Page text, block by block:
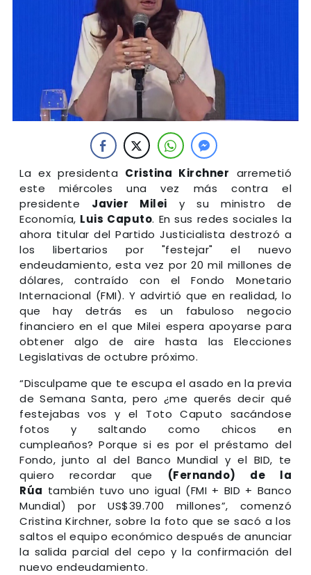
La ex presidenta Cristina Kirchner arremetió
este miércoles una vez más contra el
presidente Javier Milei y su ministro de
Economía, Luis Caputo. En sus redes sociales la
ahora titular del Partido Justicialista destrozó a
los libertarios por "festejar" el nuevo
endeudamiento, esta vez por 20 mil millones de
dólares, contraído con el Fondo Monetario
Internacional (FMI). Y advirtió que en realidad, lo
que hay detrás es un fabuloso negocio
financiero en el que Milei espera apoyarse para
obtener algo de aire hasta las Elecciones
Legislativas de octubre próximo.
“Disculpame que te escupa el asado en la previa
de Semana Santa, pero ¿me querés decir qué
festejabas vos y el Toto Caputo sacándose
fotos y saltando como chicos en
cumpleaños?Porque si es por el préstamo del
Fondo, junto al del Banco Mundial y el BID, te
quiero recordar que (Fernando) de la
Rúa también tuvo uno igual (FMI + BID + Banco
Mundial) por US$39.700 millones”, comenzó
Cristina Kirchner, sobre la foto que se sacó a los
saltos el equipo económico después de anunciar
la salida parcial del cepo y la confirmación del
nuevo endeudamiento.